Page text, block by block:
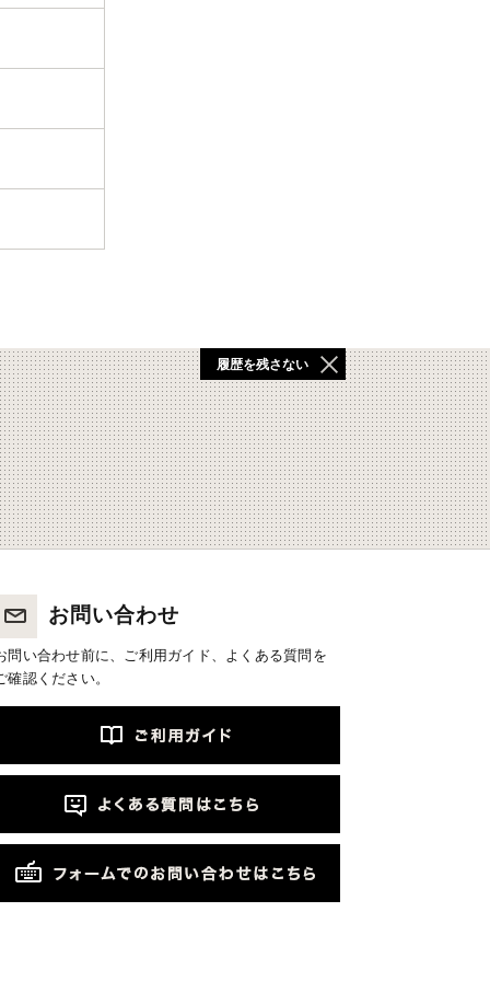
履歴を残さない
お問い合わせ
問い合わせ前に、ご利用ガイド、よくある質問を
確認ください。